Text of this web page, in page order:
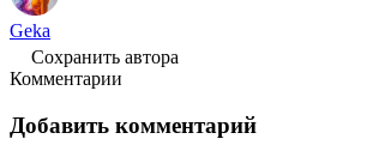
Geka
Сохранить автора
Комментарии
Добавить комментарий